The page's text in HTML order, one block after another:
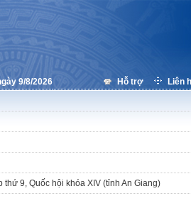
9/8/2026 Hỗ trợ Liên
9, Quốc hội khóa XIV (tỉnh An Giang)